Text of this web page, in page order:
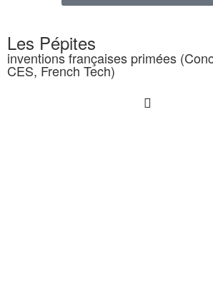
Les Pépites
inventions françaises primées
CES, French Tech)